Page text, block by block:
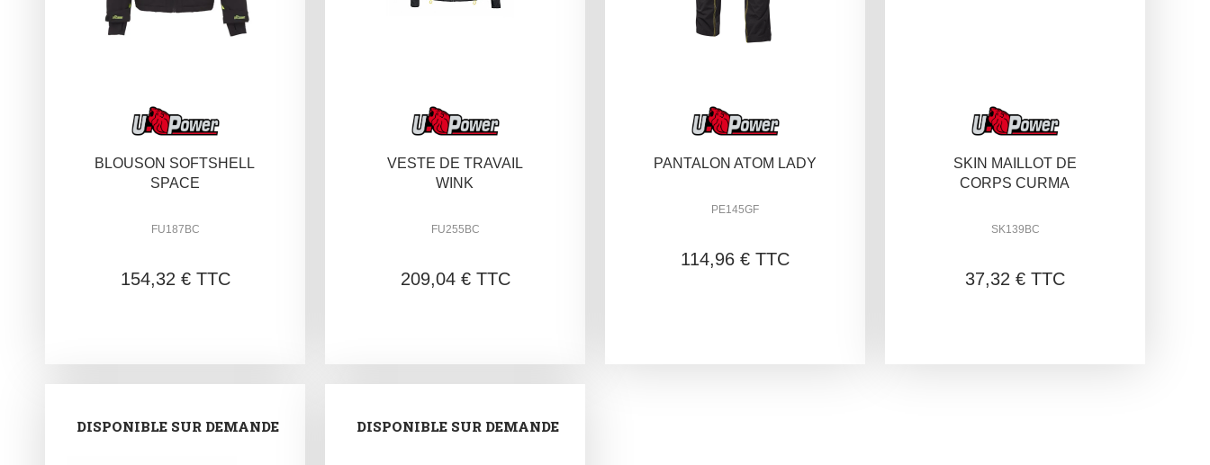
BLOUSON SOFTSHELL
SPACE
FU187BC
154,32 € TTC
VESTE DE TRAVAIL
WINK
FU255BC
209,04 € TTC
PANTALON ATOM LADY
PE145GF
114,96 € TTC
SKIN MAILLOT DE
CORPS CURMA
SK139BC
37,32 € TTC
DISPONIBLE SUR DEMANDE DISPONIBLE SUR DEMANDE